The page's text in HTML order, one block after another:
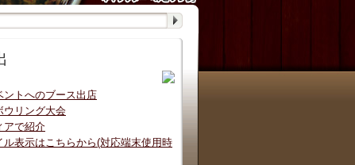
ントへのブース出店
ウリング大会
アで紹介
ル表示はこちらから(対応端末使用時